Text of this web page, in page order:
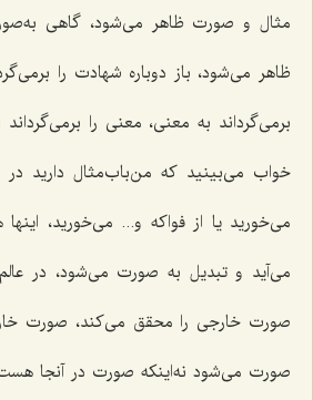
مثال و صورت ظاهر می‌شود، گاهى
ظاهر مى‌شود، باز دوباره شهادت را
برمی‌گرداند به معنى، معنى را
خواب مى‌بینید که من‌باب‌مثال دارید
می‌خورید یا از فواکه و... می‌خورید،
مى‌آید و تبدیل به صورت مى‌شود، در
صورت خارجى را محقق می‌کند، صورت
صورت مى‌شود نه‌اینکه‌ صورت در آنجا